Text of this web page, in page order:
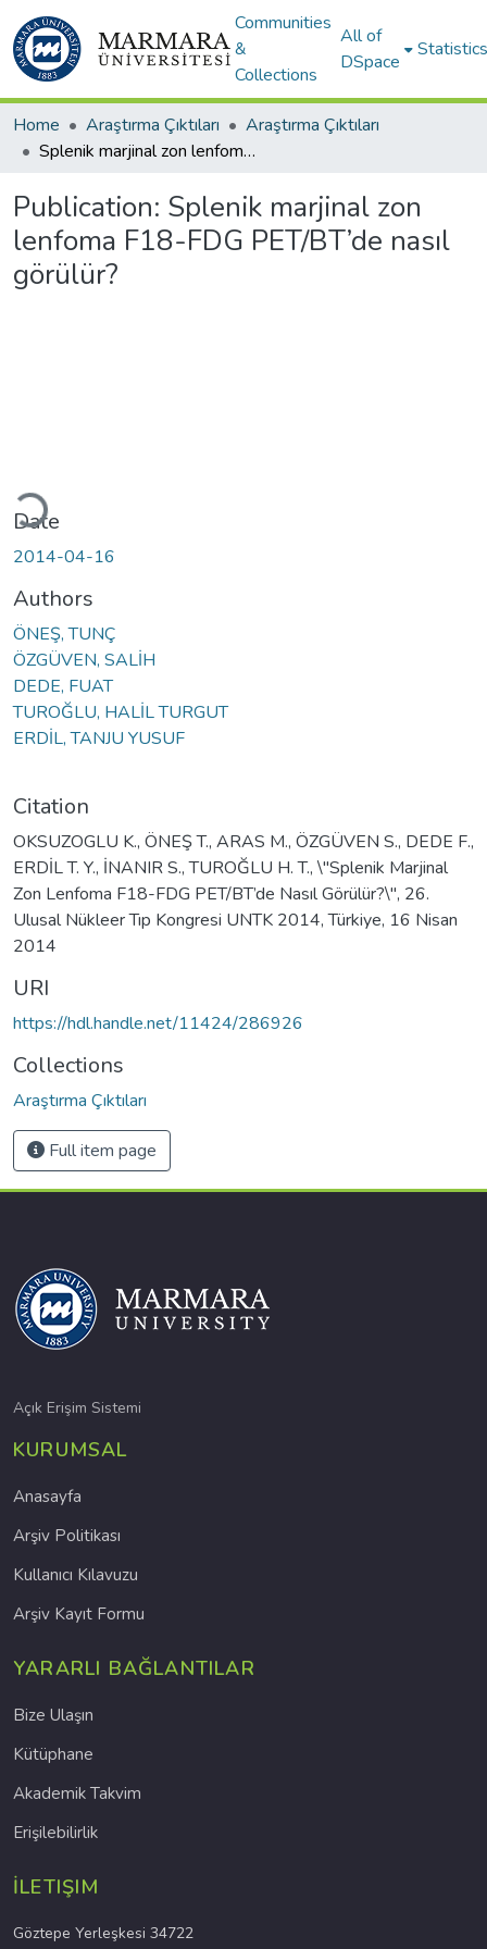
Communities
&
Collections
All of
DSpace
Statistics
Home Araştırma Çıktıları
Araştırma Çıktıları
Splenik marjinal zon lenfoma F18-FDG PET/BT’de nasıl görülür?
Publication: Splenik marjinal zon
lenfoma F18-FDG PET/BT’de nasıl
görülür?
Date
2014-04-16
Authors
ÖNEŞ, TUNÇ
ÖZGÜVEN, SALİH
DEDE, FUAT
TUROĞLU, HALİL TURGUT
ERDİL, TANJU YUSUF
Citation
OKSUZOGLU K., ÖNEŞ T., ARAS M., ÖZGÜVEN S., DEDE F.,
ERDİL T. Y., İNANIR S., TUROĞLU H. T., \"Splenik Marjinal
Zon Lenfoma F18-FDG PET/BT’de Nasıl Görülür?\", 26.
Ulusal Nükleer Tıp Kongresi UNTK 2014, Türkiye, 16 Nisan
2014
URI
https://hdl.handle.net/11424/286926
Collections
Araştırma Çıktıları
Full item page
Açık Erişim Sistemi
KURUMSAL
Anasayfa
Arşiv Politikası
Kullanıcı Kılavuzu
Arşiv Kayıt Formu
YARARLI BAĞLANTILAR
Bize Ulaşın
Kütüphane
Akademik Takvim
Erişilebilirlik
İLETIŞIM
Göztepe Yerleşkesi 34722